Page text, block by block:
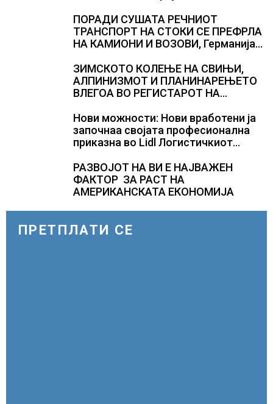
ПОРАДИ СУШАТА РЕЧНИОТ
ТРАНСПОРТ НА СТОКИ СЕ ПРЕФРЛА
НА КАМИОНИ И ВОЗОВИ, Германија
камионџиите да возат и во недела
ЗИМСКОТО КОЛЕЊЕ НА СВИЊИ,
АЛПИНИЗМОТ И ПЛАНИНАРЕЊЕТО
ВЛЕГОА ВО РЕГИСТАРОТ НА
СЛОВЕНИЈА
Нови можности: Нови вработени ја
започнаа својата професионална
приказна во Lidl Логистичкиот
РАЗВОЈОТ НА ВИ Е НАЈВАЖЕН
ФАКТОР ЗА РАСТ НА
АМЕРИКАНСКАТА ЕКОНОМИЈА
ПРЕТПЛАТИ СЕ